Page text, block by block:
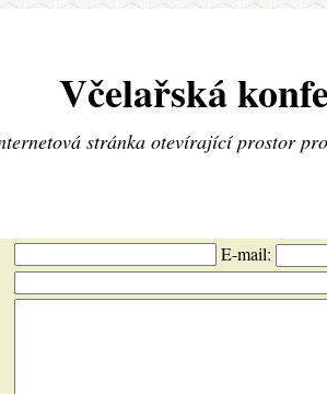
Včelařská
stránka otevírající prostor
E-mail: